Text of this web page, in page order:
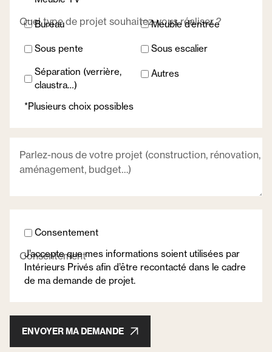
Quel type de projet souhaitez-vous réaliser ?
Bureau Meuble d’entrée
Sous pente
Sous escalier
Séparation (verrière,
claustra…)
Autres
*Plusieurs choix possibles
Parlez-nous de votre projet (construction, rénovation,
aménagement, budget…)
Consentement
Consentement
J’accepte que mes informations soient utilisées par
Intérieurs Privés afin d’être recontacté dans le cadre
de ma demande de projet.
ENVOYER MA DEMANDE